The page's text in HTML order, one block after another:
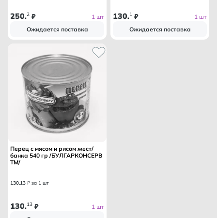
250.2 ₽
1 шт
Ожидается поставка
130.1 ₽
1 шт
Ожидается поставка
Перец с мясом и рисом жест/
банка 540 гр /БУЛГАРКОНСЕРВ
ТМ/
130.13 ₽ за 1 шт
130.13 ₽
1 шт